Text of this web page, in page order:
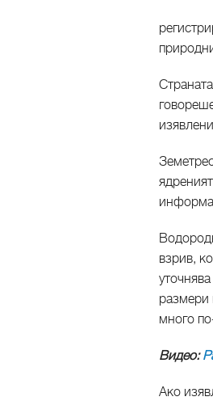
взрив,
размери
много
Видео:
Ако